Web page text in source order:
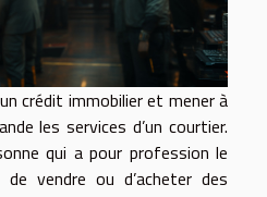
crédit immobilier et mener à
les services d’un courtier.
qui a pour profession le
vendre ou d’acheter des